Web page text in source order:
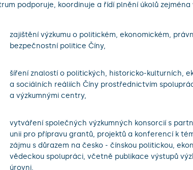
podporuje, koordinuje a řídí plnění úkolů
zajištění výzkumu o politickém, ekonomickém,
bezpečnostní politice Číny,
šíření znalostí o politických, historicko-kulturních,
a sociálních reáliích Číny prostřednictvím
a výzkumnými centry,
vytváření společných výzkumných konsorcií s
unii pro přípravu grantů, projektů a konferencí k
zájmu s důrazem na česko - čínskou politickou,
vědeckou spolupráci, včetně publikace výstupů
úrovni,